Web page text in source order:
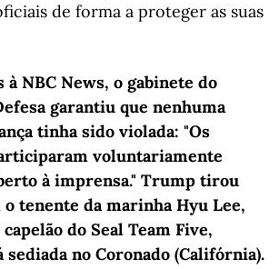
de forma a proteger as suas
à NBC News, o gabinete do
garantiu que nenhuma
tinha sido violada: "Os
voluntariamente
à imprensa." Trump tirou
o tenente da marinha Hyu Lee,
do Seal Team Five,
sediada no Coronado (Califórnia).